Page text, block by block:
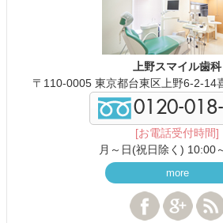
上野スマイル歯科
〒110-0005 東京都台東区上野6-2-14
0120-
[お電話受付時間]
月～日(祝日除く) 10:00
more